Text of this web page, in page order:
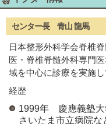
センター長 青山 龍馬
日本整形外科学会脊椎
医・脊椎脊髄外科専門
域を中心に診療を実施し
経歴
1999年 慶應義塾大
さいたま市立病院